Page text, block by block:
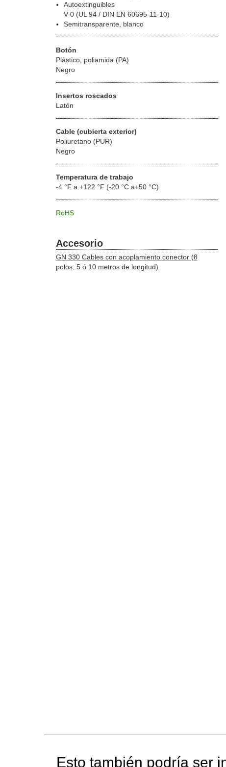
Autoextinguibles
V-0 (UL 94 / DIN EN 60695-11-10)
Semitransparente, blanco
Botón
Plástico, poliamida (PA)
Negro
Insertos roscados
Latón
Cable (cubierta exterior)
Poliuretano (PUR)
Negro
Temperatura de trabajo
-4 °F a +122 °F (-20 °C a+50 °C)
RoHS
Accesorio
GN 330 Cables con acoplamiento conector (8
polos, 5 ó 10 metros de longitud)
Esto también podría ser